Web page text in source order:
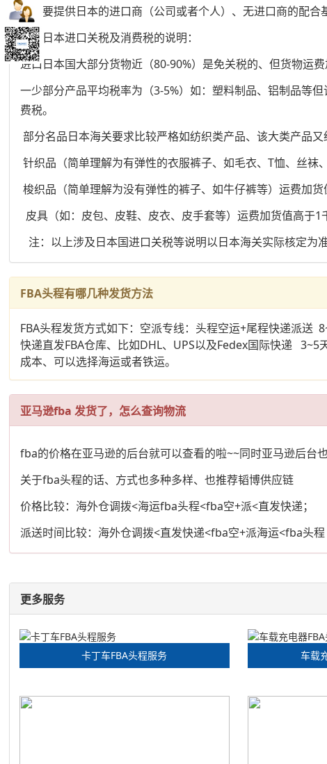
务必要提供日本的进口商（公司或者个人）、无进口商的配
关于日本进口关税及消费税的说明：
进口日本国大部分货物近（80-90%）是免关税的、但货物运
一少部分产品平均税率为（3-5%）如：塑料制品、铝制品等
费税。
部分名品日本海关要求比较严格如纺织类产品、该大类产品又
针织品（简单理解为有弹性的衣服裤子、如毛衣、T恤、丝袜
梭织品（简单理解为没有弹性的裤子、如牛仔裤等）运费加
皮具（如：皮包、皮鞋、皮衣、皮手套等）运费加货值高于
注：以上涉及日本国进口关税等说明以日本海关实际核定为准
FBA头程有哪几种发货方法
FBA头程发货方式如下：空派专线：头程空运+尾程快递派送
快递直发FBA仓库、比如DHL、UPS以及Fedex国际快递
成本、可以选择海运或者铁运。
亚马逊fba 发货了，怎么查询物流
fba的价格在亚马逊的后台就可以查看的啦~~同时亚马逊后台
关于fba头程的话、方式也多种多样、也推荐韬博供应链
价格比较：海外仓调拨<海运fba头程<fba空+派<直发快递；
派送时间比较：海外仓调拨<直发快递<fba空+派海运<fba头程
更多服务
卡丁车FBA头程服务 车载